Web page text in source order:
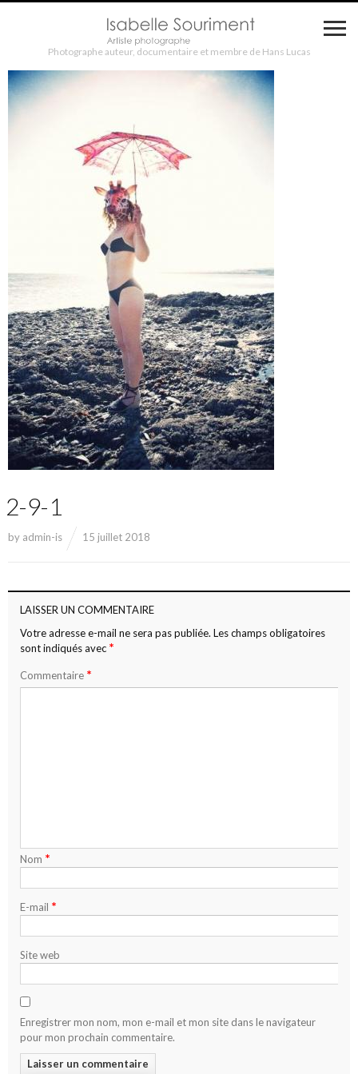
Photographe auteur, documentaire et membre de Hans Lucas
2-9-1
by admin-is 15 juillet 2018
LAISSER UN COMMENTAIRE
Votre adresse e-mail ne sera pas publiée. Les champs obligatoires
sont indiqués avec *
Commentaire *
Nom *
E-mail *
Site web
Enregistrer mon nom, mon e-mail et mon site dans le navigateur
pour mon prochain commentaire.